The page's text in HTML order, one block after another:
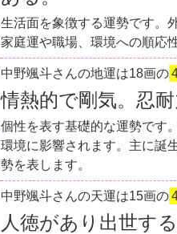
生活面を象徴する運勢です。
家庭運や職場、環境への順応
中野颯斗さんの地運は18画の
情熱的で剛気。忍
個性を表す基礎的な運勢です
環境に影響されます。主に誕
勢を表します。
中野颯斗さんの天運は15画の
人徳があり出世す